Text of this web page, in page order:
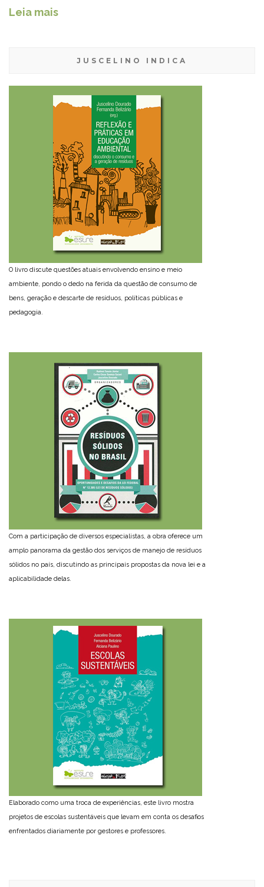
Leia mais
JUSCELINO INDICA
O livro discute questões atuais envolvendo ensino e meio
ambiente, pondo o dedo na ferida da questão de consumo de
bens, geração e descarte de resíduos, políticas públicas e
pedagogia.
Com a participação de diversos especialistas, a obra oferece um
amplo panorama da gestão dos serviços de manejo de resíduos
sólidos no país, discutindo as principais propostas da nova lei e a
aplicabilidade delas.
Elaborado como uma troca de experiências, este livro mostra
projetos de escolas sustentáveis que levam em conta os desafios
enfrentados diariamente por gestores e professores.